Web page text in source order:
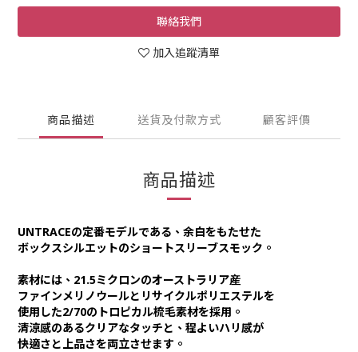
聯絡我們
加入追蹤清單
商品描述 送貨及付款方式 顧客評價
商品描述
UNTRACEの定番モデルである、余白をもたせた
ボックスシルエットのショートスリーブスモック。
素材には、21.5ミクロンのオーストラリア産
ファインメリノウールとリサイクルポリエステルを
使用した2/70のトロピカル梳毛素材を採用。
清涼感のあるクリアなタッチと、程よいハリ感が
快適さと上品さを両立させます。